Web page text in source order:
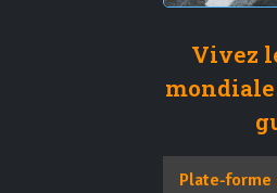
Vivez
Plate-forme